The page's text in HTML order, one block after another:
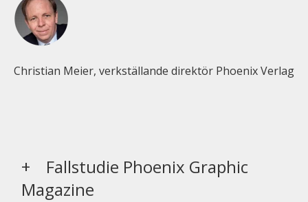
Christian Meier, verkställande direktör Phoenix Verlag
Fallstudie Phoenix Graphic
Magazine